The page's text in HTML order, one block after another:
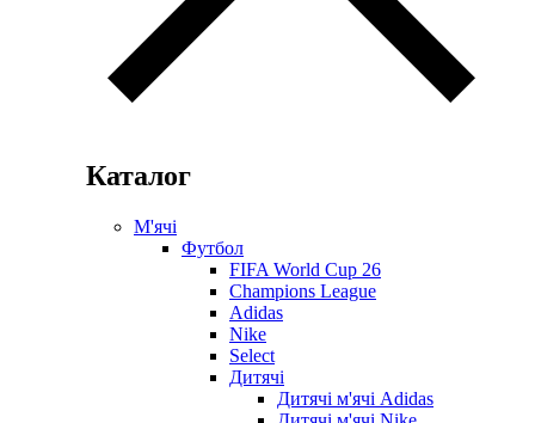
Каталог
М'ячі
Футбол
FIFA World Cup 26
Champions League
Adidas
Nike
Select
Дитячі
Дитячі м'ячі Adidas